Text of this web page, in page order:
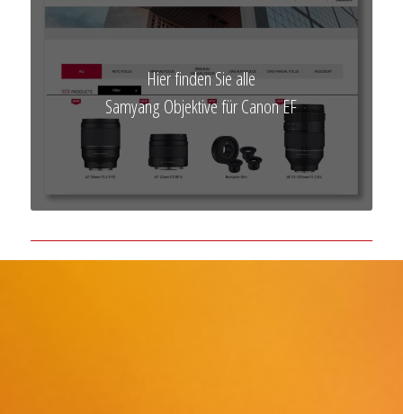
Hier finden Sie alle
Samyang Objektive für Canon EF